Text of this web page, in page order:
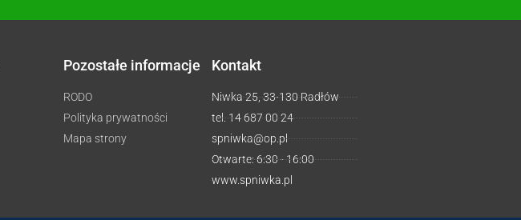
Pozostałe informacje
RODO
Polityka prywatności
Mapa strony
Kontakt
Niwka 25, 33-130 Radłów
tel. 14 687 00 24
spniwka@op.pl
Otwarte: 6:30 - 16:00
www.spniwka.pl